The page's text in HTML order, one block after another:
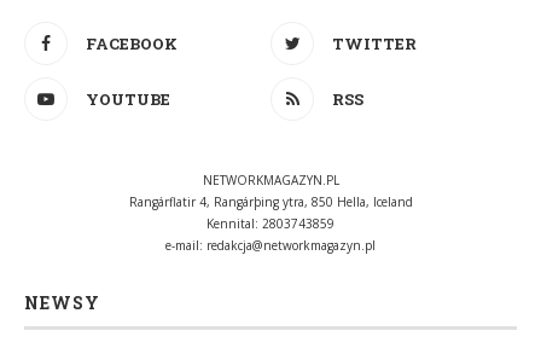
FACEBOOK TWITTER
YOUTUBE RSS
NETWORKMAGAZYN.PL
Rangárflatir 4, Rangárþing ytra, 850 Hella, Iceland
Kennital: 2803743859
e-mail: redakcja@networkmagazyn.pl
NEWSY